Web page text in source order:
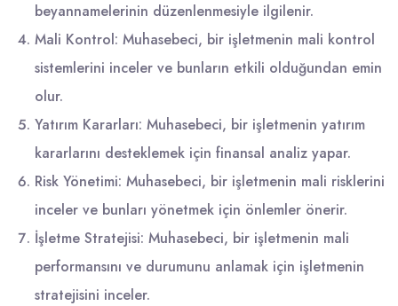
beyannamelerinin düzenlenmesiyle ilgilenir.
Mali Kontrol: Muhasebeci, bir işletmenin mali kontrol
sistemlerini inceler ve bunların etkili olduğundan emin
olur.
Yatırım Kararları: Muhasebeci, bir işletmenin yatırım
kararlarını desteklemek için finansal analiz yapar.
Risk Yönetimi: Muhasebeci, bir işletmenin mali risklerini
inceler ve bunları yönetmek için önlemler önerir.
İşletme Stratejisi: Muhasebeci, bir işletmenin mali
performansını ve durumunu anlamak için işletmenin
stratejisini inceler.